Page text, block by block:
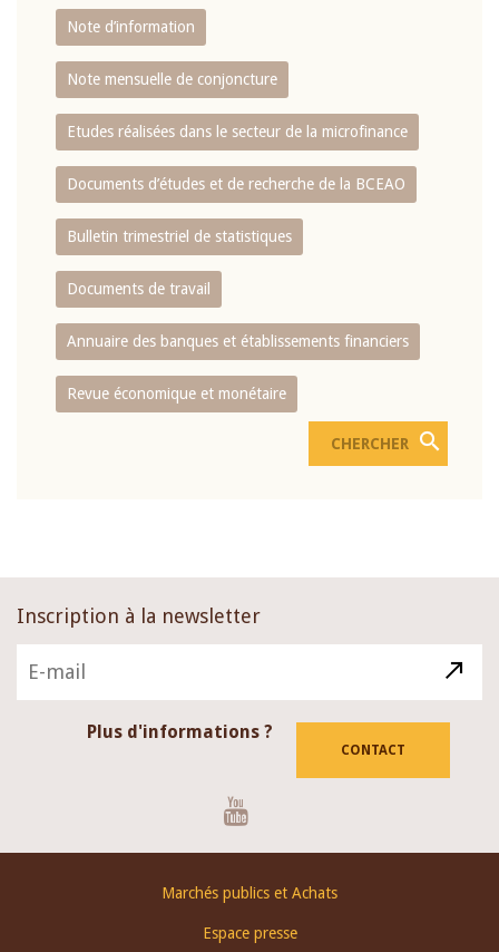
Note d’information
Note mensuelle de conjoncture
Etudes réalisées dans le secteur de la microfinance
Documents d’études et de recherche de la BCEAO
Bulletin trimestriel de statistiques
Documents de travail
Annuaire des banques et établissements financiers
Revue économique et monétaire
Inscription à la newsletter
Plus d'informations ?
CONTACT
Marchés publics et Achats
Espace presse